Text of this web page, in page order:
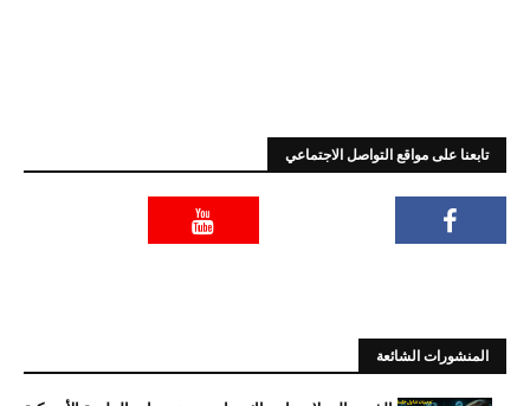
تابعنا على مواقع التواصل الاجتماعي
المنشورات الشائعة